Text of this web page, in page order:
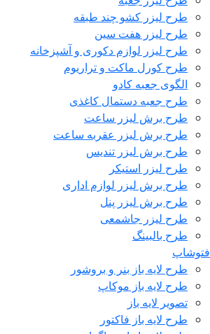
طرح لیزر کشو چند طبقه
طرح لیزر هفت سین
طرح لیزر لوازم دکوری و آشپزخانه
طرح کورل ماکت و تراریوم
الگوی جعبه کادو
طرح جعبه دستمال کاغذی
طرح برش لیزر ساعت
طرح برش لیزر عقربه ساعت
طرح برش لیزر تندیس
طرح لیزر استیکر
طرح برش لیزر لوازم اداری
طرح برش لیزر پنل
طرح لیزر جاشمعی
طرح بالبینگ
فتوشاپ
طرح لایه باز بنر و بروشور
طرح لایه باز موکاپ
تصویر لایه باز
طرح لایه باز فاکتور